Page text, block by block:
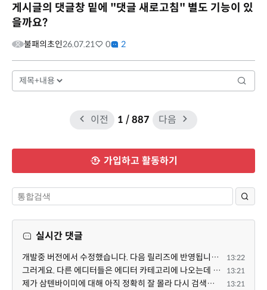
게시글의 댓글창 밑에 "댓글 새로고침" 별도 기능이 있
을까요?
불패의초인26.07.21 0 2
이전 1 / 887 다음
가입하고 활동하기
실시간 댓글
개발중 버전에서 수정했습니다. 다음 릴리즈에 반영됩니다. 특정한 게시판 설정 + 썸네일 설정의 조합에서 $... 13:22
그러게요. 다른 에디터들은 에디터 카테고리에 나오는데 YJSoft님이 최근에 올리신 것만 스킨으로 나오는 것... 13:21
제가 삼텐바이미에 대해 아직 정확히 잘 몰라 다시 검색해봤는데 이게 이동식 거치대인가봐요. 마쓰님이 별... 13:21